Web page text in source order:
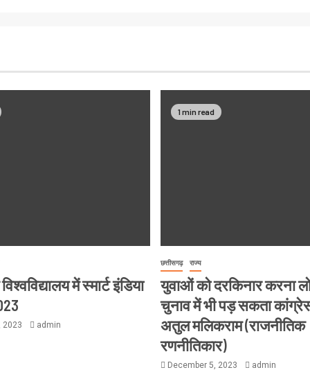
में स्मार्ट इंडिया
2023 admin
1 min read
छत्तीसगढ़ राज्य
युवाओं को दरकिनार करना
चुनाव में भी पड़ सकता कांग्रेस
अतुल मलिकराम (राजनीतिक
रणनीतिकार)
December 5, 2023 admin